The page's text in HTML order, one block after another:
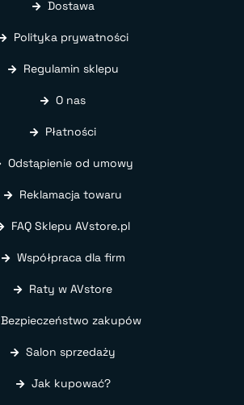
Dostawa
Polityka prywatności
Regulamin sklepu
O nas
Płatności
Odstąpienie od umowy
Reklamacja towaru
FAQ Sklepu AVstore.pl
Współpraca dla firm
Raty w AVstore
Bezpieczeństwo zakupów
Salon sprzedaży
Jak kupować?